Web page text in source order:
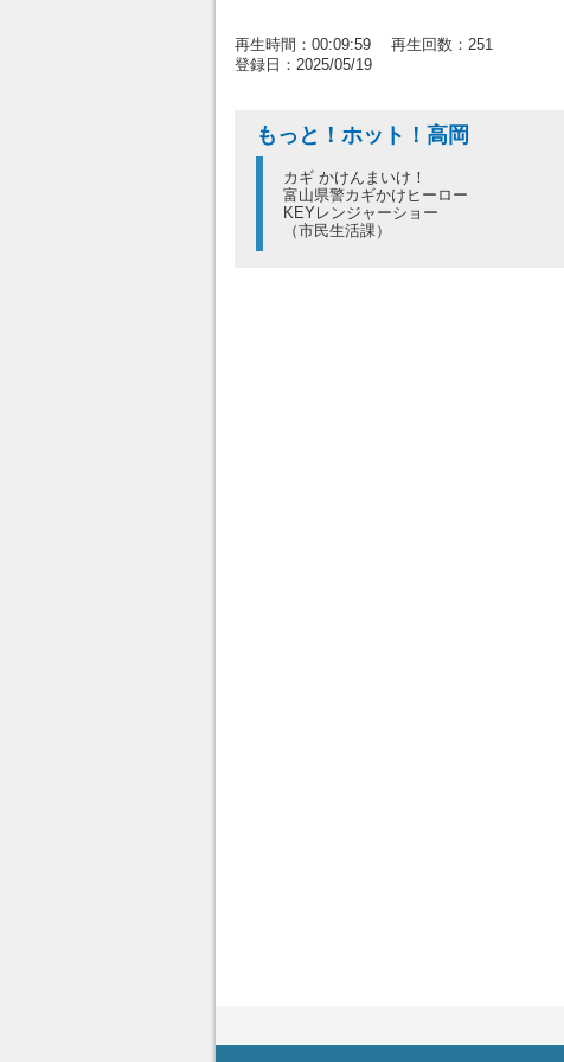
再生時間：00:09:59 再生回数：251
登録日：2025/05/19
もっと！ホット！高岡
カギ かけんまいけ！
富山県警カギかけヒーロー
KEYレンジャーショー
（市民生活課）